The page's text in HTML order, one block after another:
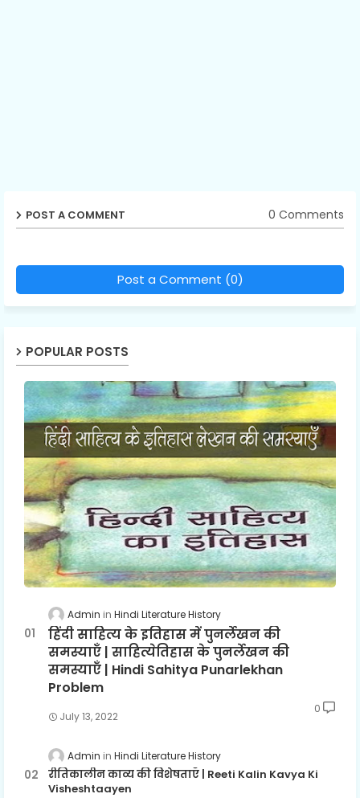
POST A COMMENT 0 Comments
Post a Comment (0)
POPULAR POSTS
Admin Hindi Literature History
हिंदी साहित्य के इतिहास में पुनर्लेखन की
समस्याएँ | साहित्येतिहास के पुनर्लेखन की
समस्याएँ | Hindi Sahitya Punarlekhan
Problem
July 13, 2022
0
Admin Hindi Literature History
रीतिकालीन काव्य की विशेषताएँ | Reeti Kalin Kavya Ki
Visheshtaayen